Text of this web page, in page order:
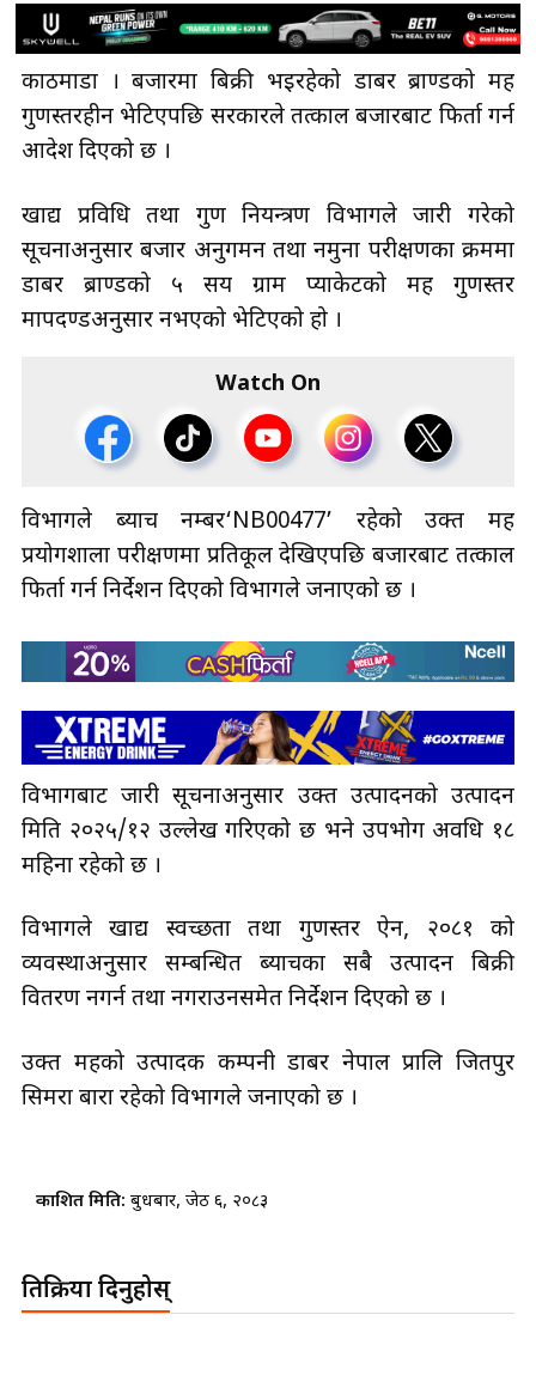
काठमाडौँ । बजारमा बिक्री भइरहेको डाबर ब्राण्डको मह
गुणस्तरहीन भेटिएपछि सरकारले तत्काल बजारबाट फिर्ता गर्न
आदेश दिएको छ ।
खाद्य प्रविधि तथा गुण नियन्त्रण विभागले जारी गरेको
सूचनाअनुसार बजार अनुगमन तथा नमुना परीक्षणका क्रममा
डाबर ब्राण्डको ५ सय ग्राम प्याकेटको मह गुणस्तर
मापदण्डअनुसार नभएको भेटिएको हो ।
Watch On
विभागले ब्याच नम्बर‘NB00477’ रहेको उक्त मह
प्रयोगशाला परीक्षणमा प्रतिकूल देखिएपछि बजारबाट तत्काल
फिर्ता गर्न निर्देशन दिएको विभागले जनाएको छ ।
विभागबाट जारी सूचनाअनुसार उक्त उत्पादनको उत्पादन
मिति २०२५/१२ उल्लेख गरिएको छ भने उपभोग अवधि १८
महिना रहेको छ ।
विभागले खाद्य स्वच्छता तथा गुणस्तर ऐन, २०८१ को
व्यवस्थाअनुसार सम्बन्धित ब्याचका सबै उत्पादन बिक्री
वितरण नगर्न तथा नगराउनसमेत निर्देशन दिएको छ ।
उक्त महको उत्पादक कम्पनी डाबर नेपाल प्रालि जितपुर
सिमरा बारा रहेको विभागले जनाएको छ ।
प्रकाशित मिति: बुधबार, जेठ ६, २०८३
प्रतिक्रिया दिनुहोस्